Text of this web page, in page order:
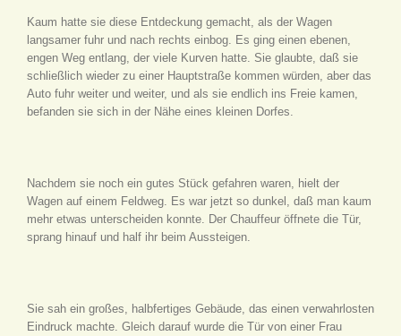
Kaum hatte sie diese Entdeckung gemacht, als der Wagen
langsamer fuhr und nach rechts einbog. Es ging einen ebenen,
engen Weg entlang, der viele Kurven hatte. Sie glaubte, daß sie
schließlich wieder zu einer Hauptstraße kommen würden, aber das
Auto fuhr weiter und weiter, und als sie endlich ins Freie kamen,
befanden sie sich in der Nähe eines kleinen Dorfes.
Nachdem sie noch ein gutes Stück gefahren waren, hielt der
Wagen auf einem Feldweg. Es war jetzt so dunkel, daß man kaum
mehr etwas unterscheiden konnte. Der Chauffeur öffnete die Tür,
sprang hinauf und half ihr beim Aussteigen.
Sie sah ein großes, halbfertiges Gebäude, das einen verwahrlosten
Eindruck machte. Gleich darauf wurde die Tür von einer Frau